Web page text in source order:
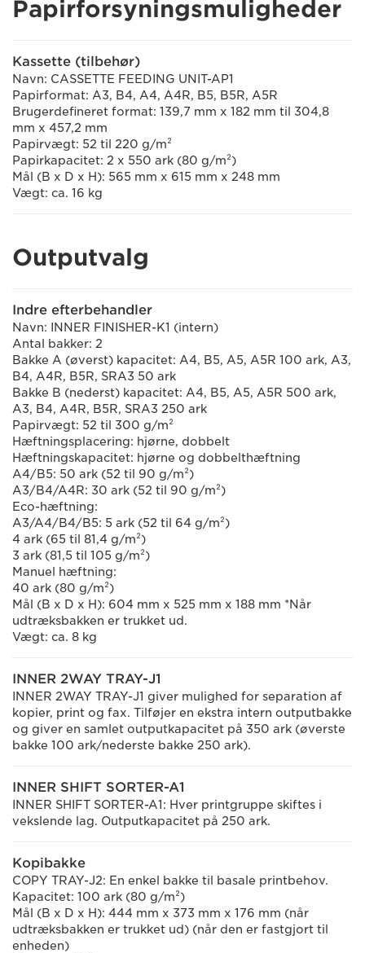
Papirforsyningsmuligheder
Kassette (tilbehør)
Navn: CASSETTE FEEDING UNIT-AP1
Papirformat: A3, B4, A4, A4R, B5, B5R, A5R
Brugerdefineret format: 139,7 mm x 182 mm til 304,8
mm x 457,2 mm
Papirvægt: 52 til 220 g/m²
Papirkapacitet: 2 x 550 ark (80 g/m²)
Mål (B x D x H): 565 mm x 615 mm x 248 mm
Vægt: ca. 16 kg
Outputvalg
Indre efterbehandler
Navn: INNER FINISHER-K1 (intern)
Antal bakker: 2
Bakke A (øverst) kapacitet: A4, B5, A5, A5R 100 ark, A3,
B4, A4R, B5R, SRA3 50 ark
Bakke B (nederst) kapacitet: A4, B5, A5, A5R 500 ark,
A3, B4, A4R, B5R, SRA3 250 ark
Papirvægt: 52 til 300 g/m²
Hæftningsplacering: hjørne, dobbelt
Hæftningskapacitet: hjørne og dobbelthæftning
A4/B5: 50 ark (52 til 90 g/m²)
A3/B4/A4R: 30 ark (52 til 90 g/m²)
Eco-hæftning:
A3/A4/B4/B5: 5 ark (52 til 64 g/m²)
4 ark (65 til 81,4 g/m²)
3 ark (81,5 til 105 g/m²)
Manuel hæftning:
40 ark (80 g/m²)
Mål (B x D x H): 604 mm x 525 mm x 188 mm *Når
udtræksbakken er trukket ud.
Vægt: ca. 8 kg
INNER 2WAY TRAY-J1
INNER 2WAY TRAY-J1 giver mulighed for separation af
kopier, print og fax. Tilføjer en ekstra intern outputbakke
og giver en samlet outputkapacitet på 350 ark (øverste
bakke 100 ark/nederste bakke 250 ark).
INNER SHIFT SORTER-A1
INNER SHIFT SORTER-A1: Hver printgruppe skiftes i
vekslende lag. Outputkapacitet på 250 ark.
Kopibakke
COPY TRAY-J2: En enkel bakke til basale printbehov.
Kapacitet: 100 ark (80 g/m²)
Mål (B x D x H): 444 mm x 373 mm x 176 mm (når
udtræksbakken er trukket ud) (når den er fastgjort til
enheden)